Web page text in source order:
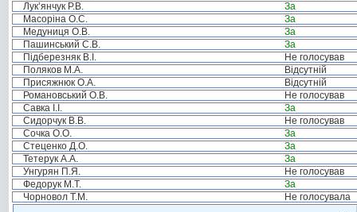
Лук’янчук Р.В.
За
Масоріна О.С.
За
Медуниця О.В.
За
Пашинський С.В.
За
Підберезняк В.І.
Не голосував
Поляков М.А.
Відсутній
Присяжнюк О.А.
Відсутній
Романовський О.В.
Не голосував
Савка І.І.
За
Сидорчук В.В.
Не голосував
Сочка О.О.
За
Стеценко Д.О.
За
Тетерук А.А.
За
Унгурян П.Я.
Не голосував
Федорук М.Т.
За
Чорновол Т.М.
Не голосувала